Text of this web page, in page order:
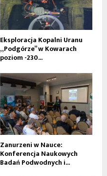
Eksploracja Kopalni Uranu
„Podgórze” w Kowarach
poziom -230...
Zanurzeni w Nauce:
Konferencja Naukowych
Badań Podwodnych i...